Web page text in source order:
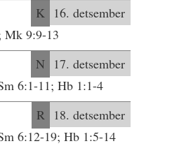
K 16. detsember
Mk 9:9-13
N
17. detsember
6:1-11; Hb 1:1-4
R 18. detsember
6:12-19; Hb 1:5-14